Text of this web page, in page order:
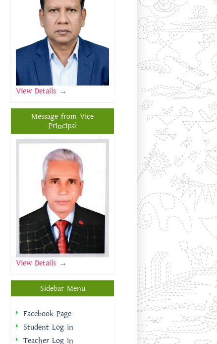
View Details →
Message from Vice
Principal
View Details →
Sidebar Menu
Facebook Page
Student Log in
Teacher Log in